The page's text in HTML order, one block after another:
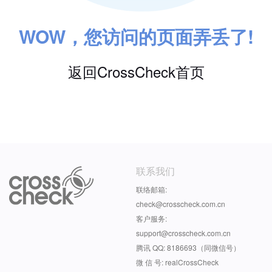
WOW，您访问的页面弄丢了!
返回CrossCheck首页
联系我们
联络邮箱:
check@crosscheck.com.cn
客户服务:
support@crosscheck.com.cn
腾讯 QQ: 8186693（同微信号）
微 信 号: realCrossCheck